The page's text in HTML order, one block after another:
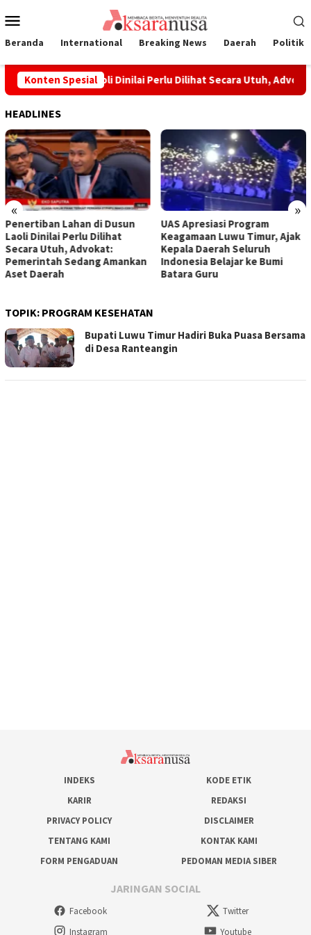
ke
Mobile
Beranda International Breaking News Daerah Politik
Konten Spesial
di Dusun Laoli Dinilai Perlu Dilihat Secara Utuh,
HEADLINES
« »
Penertiban Lahan di Dusun
Laoli Dinilai Perlu Dilihat
Secara Utuh, Advokat:
Pemerintah Sedang Amankan
Aset Daerah
UAS Apresiasi Program
Keagamaan Luwu Timur, Ajak
Kepala Daerah Seluruh
Indonesia Belajar ke Bumi
Batara Guru
TOPIK: PROGRAM KESEHATAN
Bupati Luwu Timur Hadiri Buka Puasa Bersama
di Desa Ranteangin
INDEKS
KODE ETIK
KARIR
REDAKSI
PRIVACY POLICY
DISCLAIMER
TENTANG KAMI
KONTAK KAMI
FORM PENGADUAN
PEDOMAN MEDIA SIBER
JARINGAN SOCIAL
Facebook
Twitter
Instagram
Youtube